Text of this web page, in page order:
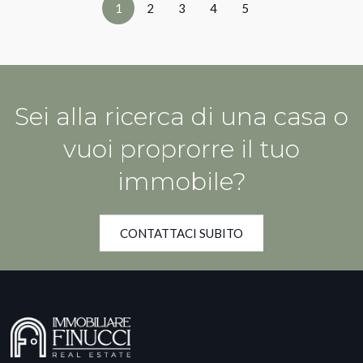
1 2 3 4 5
Sei alla ricerca di una casa o
vuoi proprorre il tuo
immobile?
CONTATTACI SUBITO